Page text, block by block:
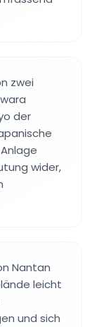
zwei
der
wider,
Nantan
leicht
und sich